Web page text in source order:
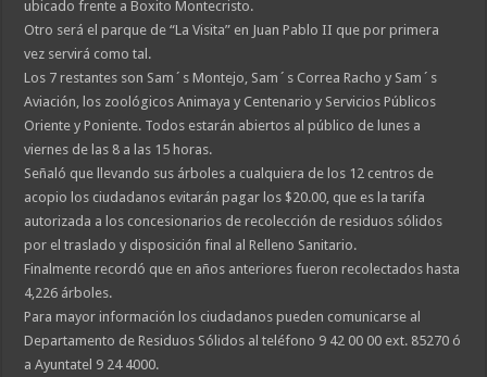
ubicado frente a Boxito Montecristo.
Otro será el parque de “La Visita” en Juan Pablo II que por primera
vez servirá como tal.
Los 7 restantes son Sam´s Montejo, Sam´s Correa Racho y Sam´s
Aviación, los zoológicos Animaya y Centenario y Servicios Públicos
Oriente y Poniente. Todos estarán abiertos al público de lunes a
viernes de las 8 a las 15 horas.
Señaló que llevando sus árboles a cualquiera de los 12 centros de
acopio los ciudadanos evitarán pagar los $20.00, que es la tarifa
autorizada a los concesionarios de recolección de residuos sólidos
por el traslado y disposición final al Relleno Sanitario.
Finalmente recordó que en años anteriores fueron recolectados hasta
4,226 árboles.
Para mayor información los ciudadanos pueden comunicarse al
Departamento de Residuos Sólidos al teléfono 9 42 00 00 ext. 85270 ó
a Ayuntatel 9 24 4000.